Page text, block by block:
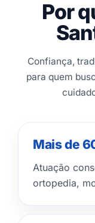
Por
Confiança,
para quem
Mais de
Atuação
ortopedia,